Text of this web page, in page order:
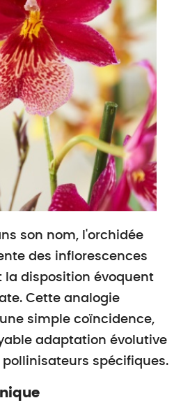
son nom, l'orchidée
des inflorescences
disposition évoquent
Cette analogie
simple coïncidence,
adaptation évolutive
spécifiques.